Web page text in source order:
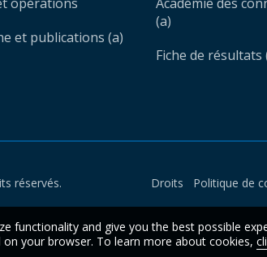
et publications (a)
(a)
Fiche de résultats
réservés. Droits Politique de
functionality and give you the best possible
your browser. To learn more about cookies,